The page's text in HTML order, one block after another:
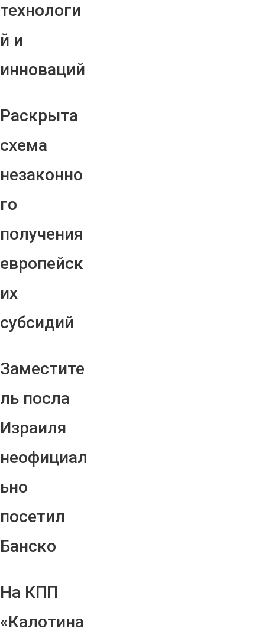
технологи
й и
инноваций
Раскрыта
схема
незаконно
го
получения
европейск
их
субсидий
Заместите
ль посла
Израиля
неофициал
ьно
посетил
Банско
На КПП
«Калотина